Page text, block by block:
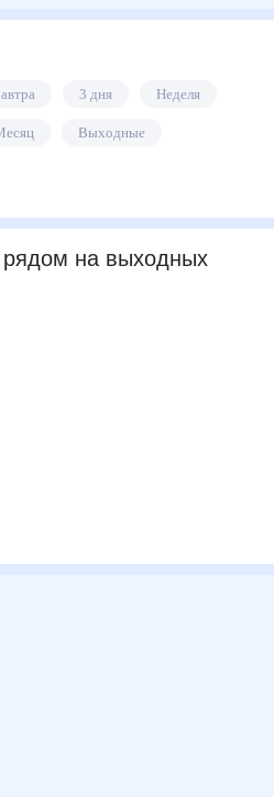
Завтра 3 дня Неделя
Месяц Выходные
на выходных